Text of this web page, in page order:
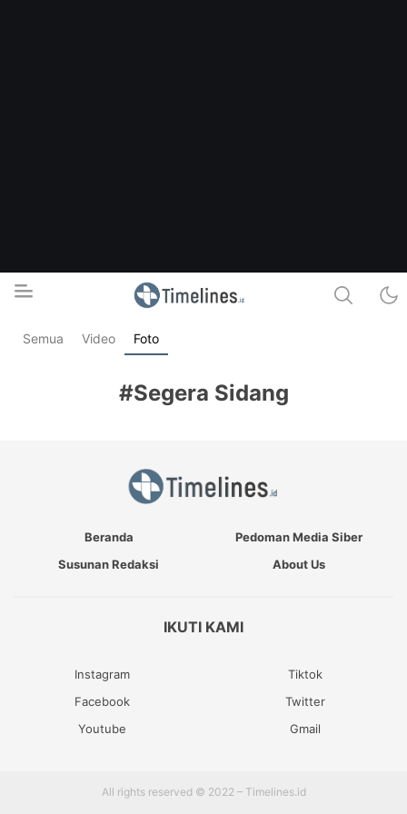
Timelines.id
Media Literasi, Sejarah & Budaya
Semua Video Foto
#Segera Sidang
Beranda
Pedoman Media Siber
Susunan Redaksi
About Us
IKUTI KAMI
Instagram
Tiktok
Facebook
Twitter
Youtube
Gmail
All rights reserved © 2022 – Timelines.id